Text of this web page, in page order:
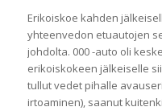
Erikoiskoe kahden
yhteenvedon etuautojen
johdolta. 000 -auto oli
erikoiskokeen jälkeiselle
tullut vedet pihalle
irtoaminen), saanut